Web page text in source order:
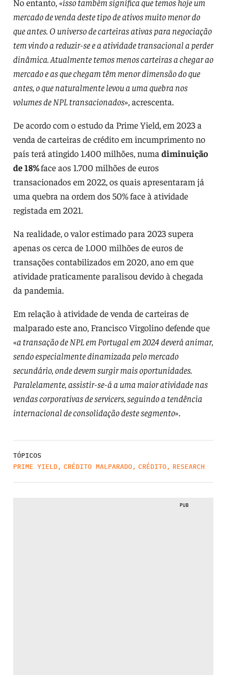
mercado de venda deste tipo de ativos muito menor do
que antes. O universo de carteiras ativas para negociação
tem vindo a reduzir-se e a atividade transacional a perder
dinâmica. Atualmente temos menos carteiras a chegar ao
mercado e as que chegam têm menor dimensão do que
antes, o que naturalmente levou a uma quebra nos
volumes de NPL transacionados», acrescenta.
De acordo com o estudo da Prime Yield, em 2023 a
venda de carteiras de crédito em incumprimento no
país terá atingido 1.400 milhões, numa diminuição
de 18%face aos 1.700 milhões de euros
transacionados em 2022, os quais apresentaram já
uma quebra na ordem dos 50% face à atividade
registada em 2021.
Na realidade, o valor estimado para 2023 supera
apenas os cerca de 1.000 milhões de euros de
transações contabilizados em 2020, ano em que
atividade praticamente paralisou devido à chegada
da pandemia.
Em relação à atividade de venda de carteiras de
malparado este ano, Francisco Virgolino defende que
«a transação de NPL em Portugal em 2024 deverá animar,
sendo especialmente dinamizada pelo mercado
secundário, onde devem surgir mais oportunidades.
Paralelamente, assistir-se-á a uma maior atividade nas
vendas corporativas de servicers, seguindo a tendência
internacional de consolidação deste segmento».
TÓPICOS
PRIME YIELD, CRÉDITO MALPARADO, CRÉDITO, RESEARCH
PUB